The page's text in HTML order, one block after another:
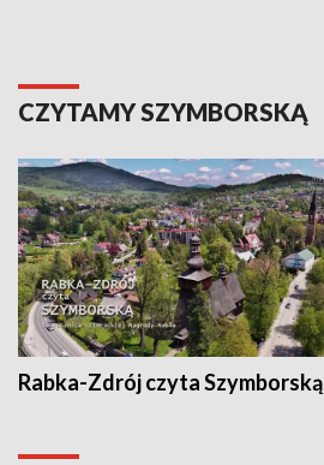
CZYTAMY SZYMBORSKĄ
Rabka-Zdrój czyta Szymborską